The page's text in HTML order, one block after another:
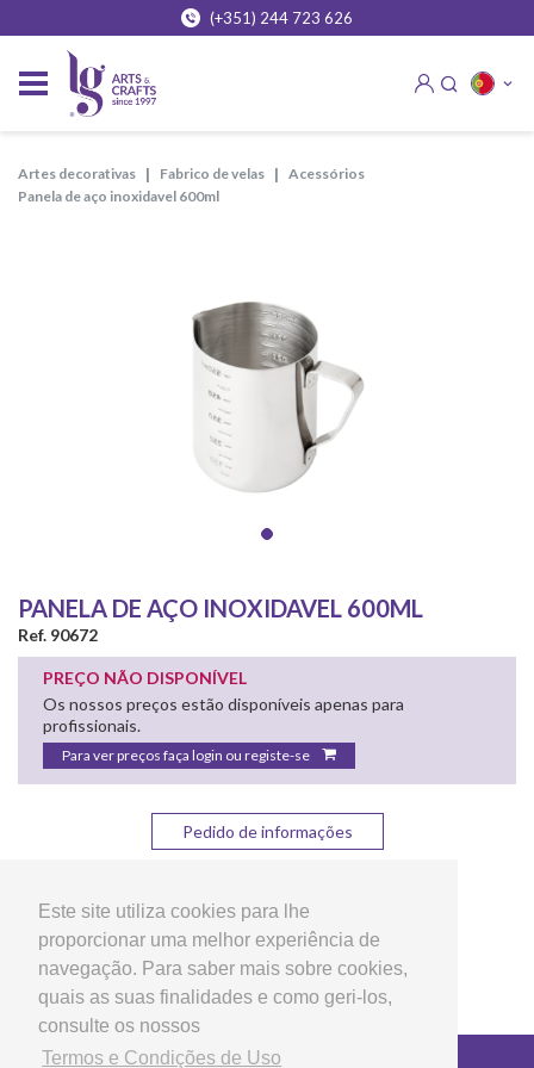
Este site utiliza cookies para lhe
proporcionar uma melhor experiência de
navegação. Para saber mais sobre cookies,
quais as suas finalidades e como geri-los,
consulte os nossos
Termos e Condições de Uso
(+351) 244 723 626
artes decorativas fabrico de velas
acessórios
panela de aço inoxidavel 600ml
PANELA DE AÇO INOXIDAVEL 600ML
Ref. 90672
PREÇO NÃO DISPONÍVEL
Os nossos preços estão disponíveis apenas para
profissionais.
Para ver preços faça login ou registe-se
Pedido de informações
Copyright © 2026 LG Arts Crafts Todos os direitos